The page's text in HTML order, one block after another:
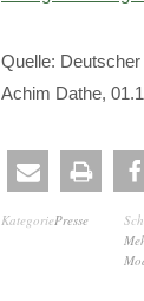
Quelle:
Achim Dathe,
KategoriePresse